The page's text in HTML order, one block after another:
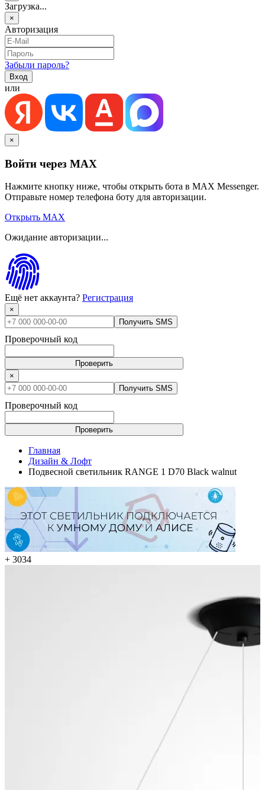
Загрузка...
×
Авторизация
Забыли пароль?
или
×
Войти через MAX
Нажмите кнопку ниже, чтобы открыть бота в MAX Messenger.
Отправьте номер телефона боту для авторизации.
Открыть MAX
Ожидание авторизации...
Ещё нет аккаунта? Регистрация
×
Получить SMS
Проверочный код
Проверить
×
Получить SMS
Проверочный код
Проверить
Главная
Дизайн & Лофт
Подвесной светильник RANGE 1 D70 Black walnut
+ 3034